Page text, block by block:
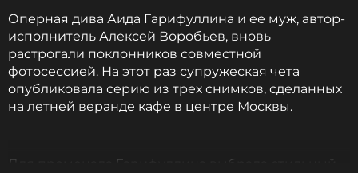
Оперная дива Аида Гарифуллина и ее муж, автор-
исполнитель Алексей Воробьев, вновь
растрогали поклонников совместной
фотосессией. На этот раз супружеская чета
опубликовала серию из трех снимков, сделанных
на летней веранде кафе в центре Москвы.
Для променада Гарифуллина выбрала стильный